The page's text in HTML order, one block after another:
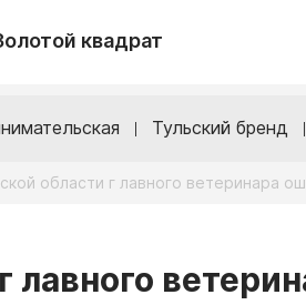
квадрат
Тульский бренд
области г лавного ветеринара
лавного